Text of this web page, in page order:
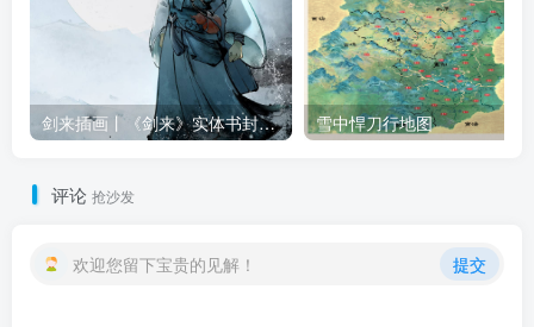
剑来插画丨《剑来》实体书封面插画合集（八辑全） 雪中悍刀行地图
评论 抢沙发
欢迎您留下宝贵的见解！ 提交